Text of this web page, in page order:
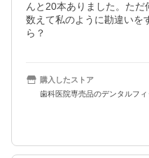
んと20本ありました。た
数えて私のように勘違いを
ら？
購入したストア
歯科医院専売品のデンタルフィ